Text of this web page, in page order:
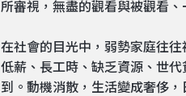
所審視，無盡的觀看與被觀看
在社會的目光中，弱勢家庭往
低薪、長工時、缺乏資源、世
到。動機消散，生活變成奢侈